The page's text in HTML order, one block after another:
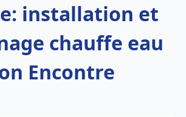
installation et
chauffe eau
Encontre